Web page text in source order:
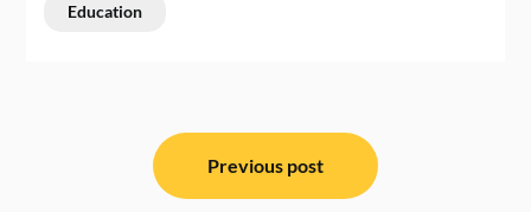
Education
Previous post